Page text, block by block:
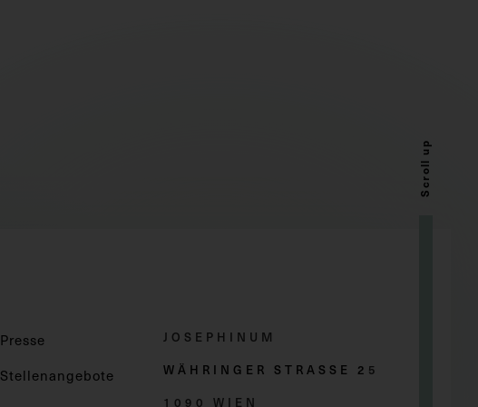
Scroll up
Presse
Stellenangebote
JOSEPHINUM
WÄHRINGER STRASSE 2 5
1090 WIEN